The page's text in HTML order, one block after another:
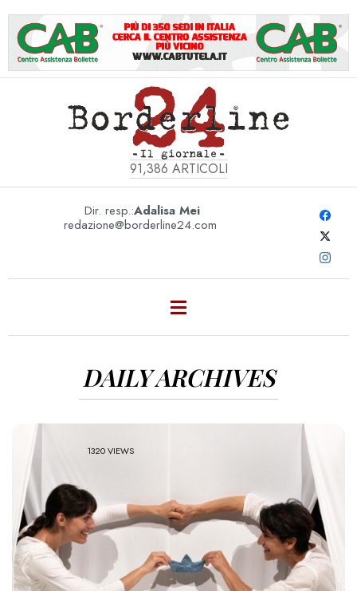
91,386 ARTICOLI
Dir. resp.:Adalisa Mei
redazione@borderline24.com
DAILY ARCHIVES
1320 VIEWS